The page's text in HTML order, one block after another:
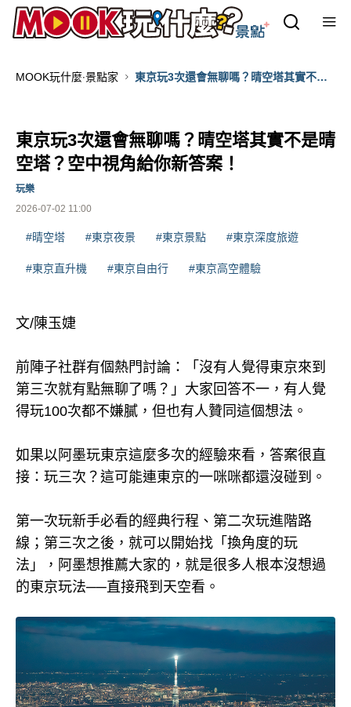
MOOK玩什麼‧景點家
東京玩3次還會無聊嗎？晴空塔其實不是
東京玩3次還會無聊嗎？晴空塔其實不是晴
空塔？空中視角給你新答案！
2026-07-02 11:00
玩樂
#晴空塔 #東京夜景 #東京景點 #東京深度旅遊
#東京直升機 #東京自由行 #東京高空體驗
文/陳玉婕
前陣子社群有個熱門討論：「沒有人覺得東京來到
第三次就有點無聊了嗎？」大家回答不一，有人覺
得玩100次都不嫌膩，但也有人贊同這個想法。
如果以阿墨玩東京這麼多次的經驗來看，答案很直
接：玩三次？這可能連東京的一咪咪都還沒碰到。
第一次玩新手必看的經典行程、第二次玩進階路
線；第三次之後，就可以開始找「換角度的玩
法」，阿墨想推薦大家的，就是很多人根本沒想過
的東京玩法──直接飛到天空看。